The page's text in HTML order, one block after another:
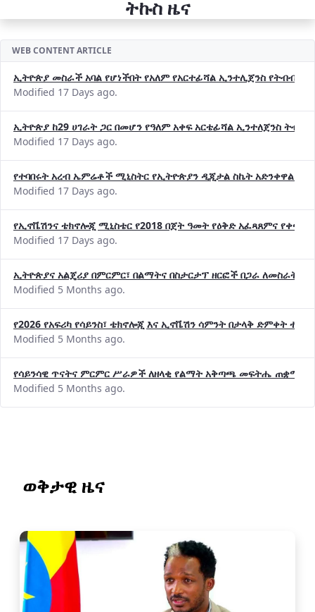
ትኩስ ዜና
WEB CONTENT ARTICLE
ኢትዮጵያ መስራች አባል የሆነችበት የአለም የአርተፊሻል ኢንተሊጀንስ የትብብር
Modified 17 Days ago.
ኢትዮጵያ ከ29 ሀገራት ጋር በመሆን የዓለም አቀፍ አርቴፊሻል ኢንተለጀንስ
Modified 17 Days ago.
የተባበሩት አረብ ኤምሬቶች ሚኒስትር የኢትዮጵያን ዲጂታል ስኬት አድንቀዋል
Modified 17 Days ago.
የኢኖቬሽንና ቴክኖሎጂ ሚኒስቴር የ2018 በጀት ዓመት የዕቅድ አፈጻጸምና
Modified 17 Days ago.
ኢትዮጵያና አልጄሪያ በምርምር፣ በልማትና በስታርታፕ ዘርፎች በጋራ ለመስራት
Modified 5 Months ago.
የ2026 የአፍሪካ የሳይንስ፣ ቴክኖሎጂ እና ኢኖቬሽን ሳምንት በታላቅ ድምቀት
Modified 5 Months ago.
የሳይንሳዊ ጥናትና ምርምር ሥራዎች ለዘላቂ የልማት አቅጣጫ መፍትሔ ጠቋሚ
Modified 5 Months ago.
ወቅታዊ ዜና